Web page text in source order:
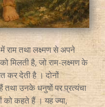
राम तथा लक्ष्मण से अपने
मिलती है, जो राम-लक्ष्मण के
कर देती है । दोनों
तथा उनके धनुषों पर प्रत्यंचा
को कहते हैं । यह ज्या,